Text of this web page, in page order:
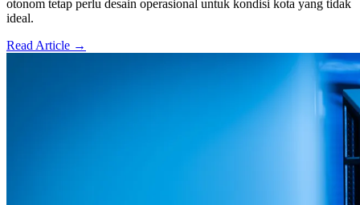
otonom tetap perlu desain operasional untuk kondisi kota yang tidak
ideal.
Read Article →